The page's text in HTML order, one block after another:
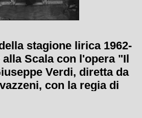
stagione lirica 1962-
alla Scala con l'opera "Il
Verdi, diretta da
con la regia di